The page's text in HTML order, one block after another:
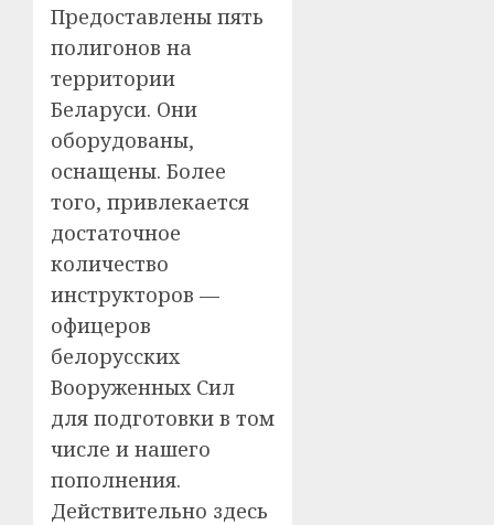
Предоставлены пять
полигонов на
территории
Беларуси. Они
оборудованы,
оснащены. Более
того, привлекается
достаточное
количество
инструкторов —
офицеров
белорусских
Вооруженных Сил
для подготовки в том
числе и нашего
пополнения.
Действительно здесь